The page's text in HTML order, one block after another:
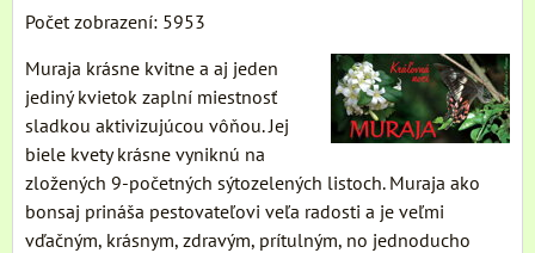
Počet zobrazení: 5953
Muraja krásne kvitne a aj jeden
jediný kvietok zaplní miestnosť
sladkou aktivizujúcou vôňou. Jej
biele kvety krásne vyniknú na
zložených 9-početných sýtozelených listoch. Muraja ako
bonsaj prináša pestovateľovi veľa radosti a je veľmi
vďačným, krásnym, zdravým, prítulným, no jednoducho